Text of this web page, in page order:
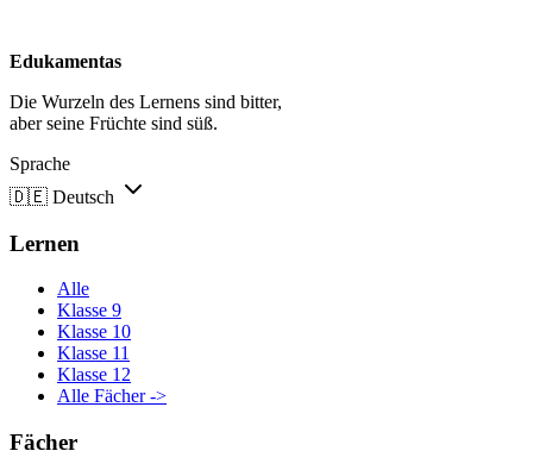
Edukamentas
Die Wurzeln des Lernens sind bitter,
aber seine Früchte sind süß.
Sprache
🇩🇪 Deutsch
Lernen
Alle
Klasse 9
Klasse 10
Klasse 11
Klasse 12
Alle Fächer ->
Fächer